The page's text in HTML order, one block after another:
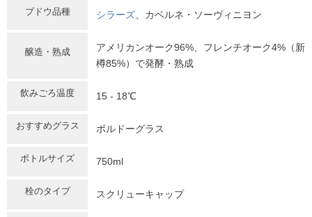
ブドウ品種 シラーズ 、カベルネ・ソーヴィニヨン
醸造・熟成
アメリカンオーク96%、フレンチオーク4%（新
樽85%）で発酵・熟成
飲みごろ温度 15 - 18℃
おすすめグラス ボルドーグラス
ボトルサイズ 750ml
栓のタイプ スクリューキャップ